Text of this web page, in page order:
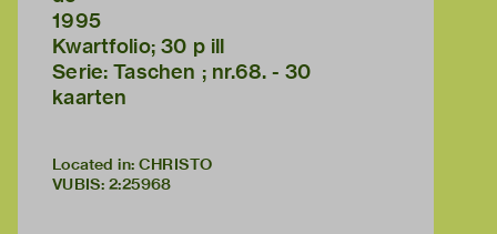
1995
Kwartfolio; 30 p ill
Serie: Taschen ; nr.68. - 30
kaarten
Located in: CHRISTO
VUBIS: 2:25968